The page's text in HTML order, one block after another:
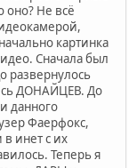
оно? Не всё
картинка
Сначала был
развернулось
ДОНАЙЦЕВ. До
данного
Фаерфокс,
инет с их
Теперь я